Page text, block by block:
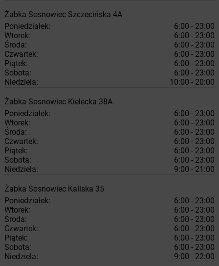
Żabka Sosnowiec Szczecińska 4A
Poniedziałek:
6:00 - 23:00
Wtorek:
6:00 - 23:00
Środa:
6:00 - 23:00
Czwartek:
6:00 - 23:00
Piątek:
6:00 - 23:00
Sobota:
6:00 - 23:00
Niedziela:
10:00 - 20:00
Żabka Sosnowiec Kielecka 38A
Poniedziałek:
6:00 - 23:00
Wtorek:
6:00 - 23:00
Środa:
6:00 - 23:00
Czwartek:
6:00 - 23:00
Piątek:
6:00 - 23:00
Sobota:
6:00 - 23:00
Niedziela:
9:00 - 21:00
Żabka Sosnowiec Kaliska 35
Poniedziałek:
6:00 - 23:00
Wtorek:
6:00 - 23:00
Środa:
6:00 - 23:00
Czwartek:
6:00 - 23:00
Piątek:
6:00 - 23:00
Sobota:
6:00 - 23:00
Niedziela:
9:00 - 22:00